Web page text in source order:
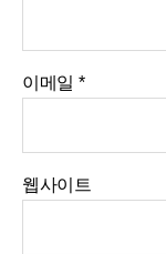
이메일 *
웹사이트